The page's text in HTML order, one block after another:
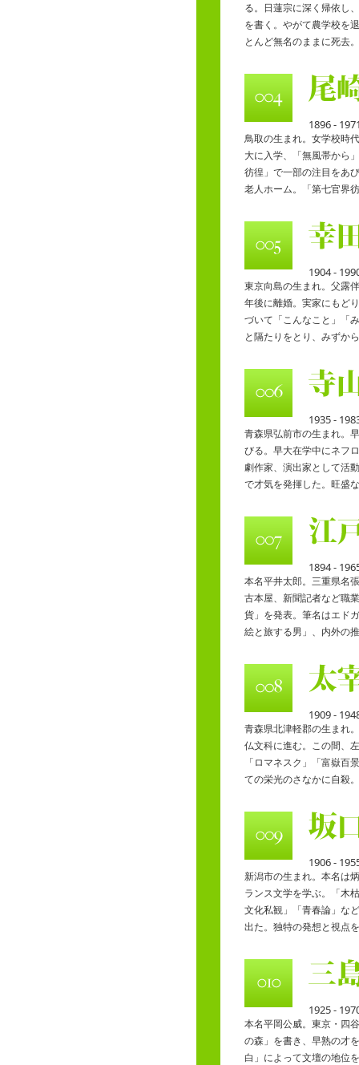
る。日蓮宗に深く帰依し
を書く。やがて農学校を
とんど無名のままに死去
1896 -
鳥取の生まれ。女学校時
大に入学、「無風帯から
彷徨」で一部の注目をあ
老人ホーム。「第七官界
1904 -
東京向島の生まれ。父露
年後に離婚。実家にもど
づいて「こんなこと」「
と隔たりをとり、みずか
1935 -
青森県弘前市の生まれ。
びる。早大在学中にネフ
劇作家、演出家として活
で才気を発揮した。旺盛
1894 -
本名平井太郎。三重県名
古本屋、新聞記者など職
貨」を発表。筆名はエド
絵と旅する男」、内外の
1909 -
青森県北津軽郡の生まれ
仏文科に進む。この間、
「ロマネスク」「富嶽百
ての栄光のさなかに自殺。
1906 -
新潟市の生まれ。本名は
ランス文学を学ぶ。「木
文化私観」「青春論」な
出た。独特の発想と視点
1925 -
本名平岡公威。東京・四
の森」を書き、早熟の才
白」によって文壇の地位